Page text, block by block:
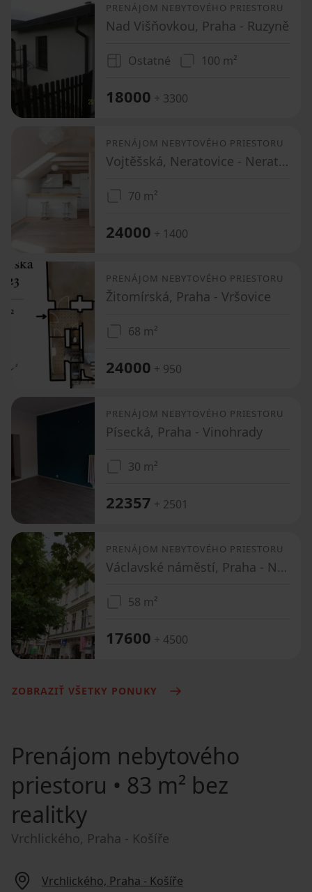
PRENÁJOM NEBYTOVÉHO PRIESTORU
Nad Višňovkou, Praha - Ruzyně
Ostatné 100 m²
18000 + 3300
PRENÁJOM NEBYTOVÉHO PRIESTORU
Vojtěšská, Neratovice - Neratovice, Středočeský kraj
70 m²
24000 + 1400
PRENÁJOM NEBYTOVÉHO PRIESTORU
Žitomírská, Praha - Vršovice
68 m²
24000 + 950
PRENÁJOM NEBYTOVÉHO PRIESTORU
Písecká, Praha - Vinohrady
30 m²
22357 + 2501
PRENÁJOM NEBYTOVÉHO PRIESTORU
Václavské náměstí, Praha - Nové Město
58 m²
17600 + 4500
ZOBRAZIŤ VŠETKY PONUKY
Prenájom nebytového
priestoru • 83 m² bez
realitky
Vrchlického, Praha - Košíře
Vrchlického, Praha - Košíře